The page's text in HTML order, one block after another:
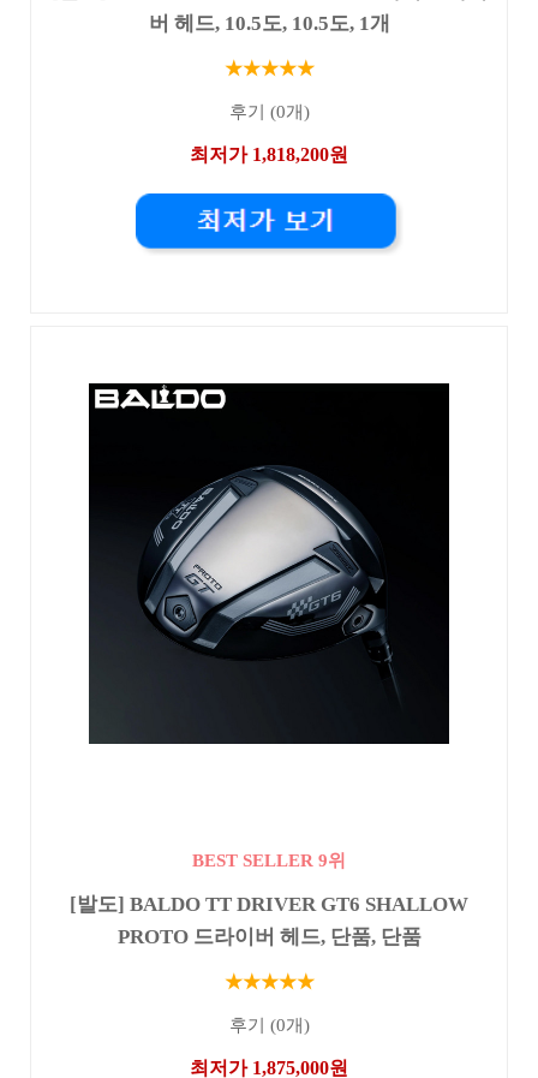
버 헤드, 10.5도, 10.5도, 1개
★★★★★
후기 (0개)
최저가 1,818,200원
BEST SELLER 9위
[발도] BALDO TT DRIVER GT6 SHALLOW
PROTO 드라이버 헤드, 단품, 단품
★★★★★
후기 (0개)
최저가 1,875,000원